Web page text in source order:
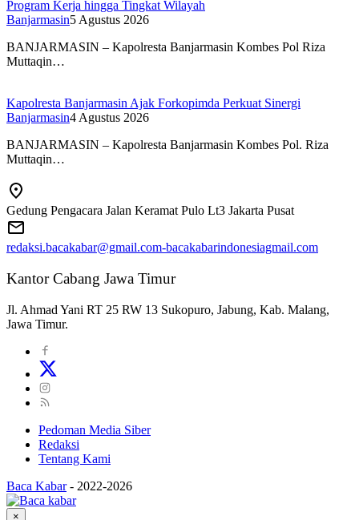
Program Kerja hingga Tingkat Wilayah
Banjarmasin5 Agustus 2026
BANJARMASIN – Kapolresta Banjarmasin Kombes Pol Riza
Muttaqin…
Kapolresta Banjarmasin Ajak Forkopimda Perkuat Sinergi
Banjarmasin4 Agustus 2026
BANJARMASIN – Kapolresta Banjarmasin Kombes Pol. Riza
Muttaqin…
Gedung Pengacara Jalan Keramat Pulo Lt3 Jakarta Pusat
redaksi.bacakabar@gmail.com-bacakabarindonesiagmail.com
Kantor Cabang Jawa Timur
Jl. Ahmad Yani RT 25 RW 13 Sukopuro, Jabung, Kab. Malang,
Jawa Timur.
Pedoman Media Siber
Redaksi
Tentang Kami
Baca Kabar - 2022-2026
×